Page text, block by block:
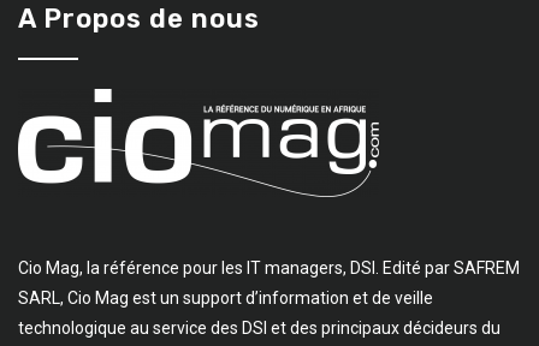
A Propos de nous
Cio Mag, la référence pour les IT managers, DSI. Edité par SAFREM
SARL, Cio Mag est un support d’information et de veille
technologique au service des DSI et des principaux décideurs du